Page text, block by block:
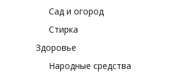
Сад и огород
Стирка
Здоровье
Народные средства